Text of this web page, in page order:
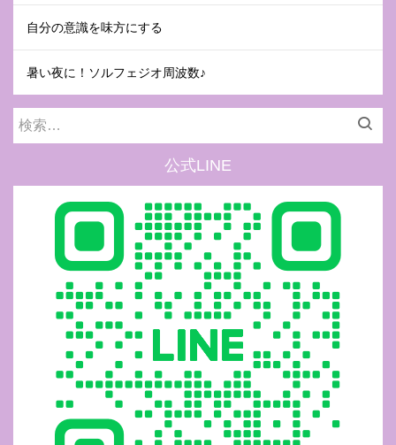
自分の意識を味方にする
暑い夜に！ソルフェジオ周波数♪
検
公式LINE